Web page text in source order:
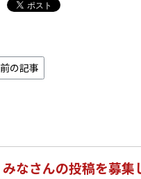
前の記事
みなさんの投稿を募集